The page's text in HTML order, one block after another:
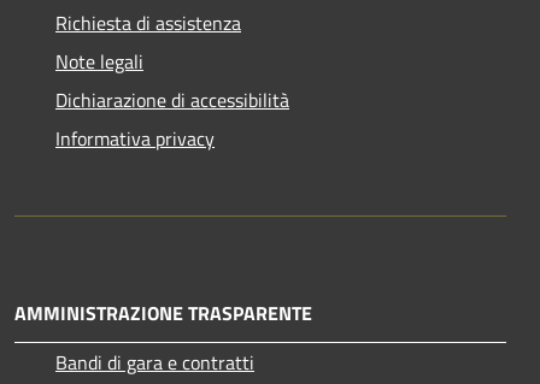
Richiesta di assistenza
Note legali
Dichiarazione di accessibilità
Informativa privacy
AMMINISTRAZIONE TRASPARENTE
Bandi di gara e contratti